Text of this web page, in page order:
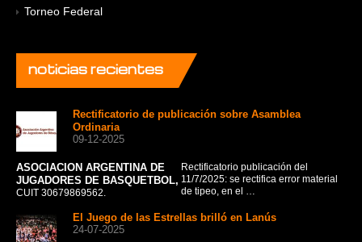
Torneo Federal
noticiasrecientes
Rectificatorio de publicación sobre Asamblea
Ordinaria
09-12-2025
ASOCIACION ARGENTINA DE
JUGADORES DE BASQUETBOL,
CUIT 30679869562.
Rectificatorio publicación del
11/7/2025: se rectifica error material
de tipeo, en el …
El Juego de las Estrellas brilló en Lanús
24-07-2025